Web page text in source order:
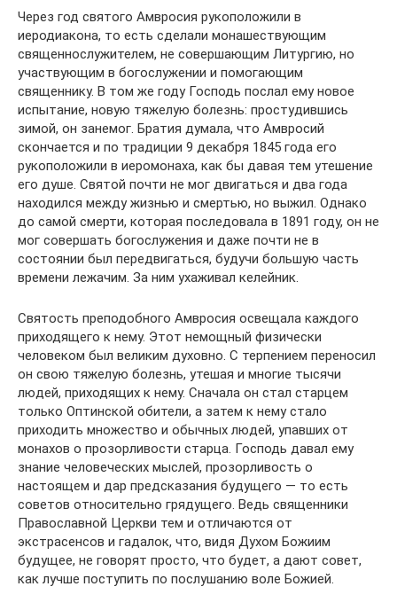
Через год святого Амвросия рукоположили в
иеродиакона, то есть сделали монашествующим
священнослужителем, не совершающим Литургию, но
участвующим в богослужении и помогающим
священнику. В том же году Господь послал ему новое
испытание, новую тяжелую болезнь: простудившись
зимой, он занемог. Братия думала, что Амвросий
скончается и по традиции 9 декабря 1845 года его
рукоположили в иеромонаха, как бы давая тем утешение
его душе. Святой почти не мог двигаться и два года
находился между жизнью и смертью, но выжил. Однако
до самой смерти, которая последовала в 1891 году, он не
мог совершать богослужения и даже почти не в
состоянии был передвигаться, будучи большую часть
времени лежачим. За ним ухаживал келейник.
Святость преподобного Амвросия освещала каждого
приходящего к нему. Этот немощный физически
человеком был великим духовно. С терпением переносил
он свою тяжелую болезнь, утешая и многие тысячи
людей, приходящих к нему. Сначала он стал старцем
только Оптинской обители, а затем к нему стало
приходить множество и обычных людей, упавших от
монахов о прозорливости старца. Господь давал ему
знание человеческих мыслей, прозорливость о
настоящем и дар предсказания будущего — то есть
советов относительно грядущего. Ведь священники
Православной Церкви тем и отличаются от
экстрасенсов и гадалок, что, видя Духом Божиим
будущее, не говорят просто, что будет, а дают совет,
как лучше поступить по послушанию воле Божией.